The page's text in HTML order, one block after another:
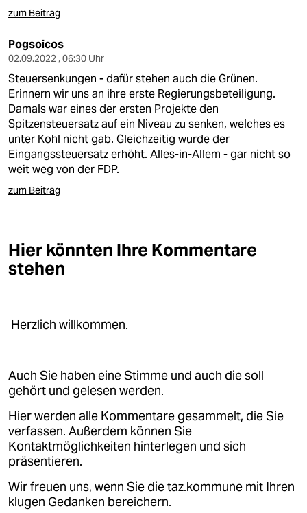
zum Beitrag
Pogsoicos
02.09.2022 , 06:30 Uhr
Steuersenkungen - dafür stehen auch die Grünen.
Erinnern wir uns an ihre erste Regierungsbeteiligung.
Damals war eines der ersten Projekte den
Spitzensteuersatz auf ein Niveau zu senken, welches es
unter Kohl nicht gab. Gleichzeitig wurde der
Eingangssteuersatz erhöht. Alles-in-Allem - gar nicht so
weit weg von der FDP.
zum Beitrag
Hier könnten Ihre Kommentare
stehen
Herzlich willkommen.
Auch Sie haben eine Stimme und auch die soll
gehört und gelesen werden.
Hier werden alle Kommentare gesammelt, die Sie
verfassen. Außerdem können Sie
Kontaktmöglichkeiten hinterlegen und sich
präsentieren.
Wir freuen uns, wenn Sie die taz.kommune mit Ihren
klugen Gedanken bereichern.